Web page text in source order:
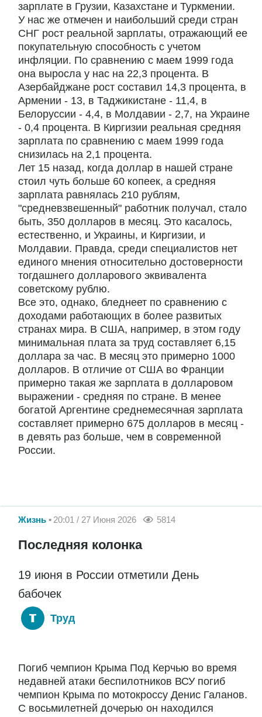
зарплате в Грузии, Казахстане и Туркмении.
У нас же отмечен и наибольший среди стран
СНГ рост реальной зарплаты, отражающий ее
покупательную способность с учетом
инфляции. По сравнению с маем 1999 года
она выросла у нас на 22,3 процента. В
Азербайджане рост составил 14,3 процента, в
Армении - 13, в Таджикистане - 11,4, в
Белоруссии - 4,4, в Молдавии - 2,7, на Украине
- 0,4 процента. В Киргизии реальная средняя
зарплата по сравнению с маем 1999 года
снизилась на 2,1 процента.
Лет 15 назад, когда доллар в нашей стране
стоил чуть больше 60 копеек, а средняя
зарплата равнялась 210 рублям,
"средневзвешенный" работник получал, стало
быть, 350 долларов в месяц. Это касалось,
естественно, и Украины, и Киргизии, и
Молдавии. Правда, среди специалистов нет
единого мнения относительно достоверности
тогдашнего долларового эквивалента
советскому рублю.
Все это, однако, бледнеет по сравнению с
доходами работающих в более развитых
странах мира. В США, например, в этом году
минимальная плата за труд составляет 6,15
доллара за час. В месяц это примерно 1000
долларов. В отличие от США во Франции
примерно такая же зарплата в долларовом
выражении - средняя по стране. В менее
богатой Аргентине среднемесячная зарплата
составляет примерно 675 долларов в месяц -
в девять раз больше, чем в современной
России.
Жизнь 20:01 / 27 Июня 2026 5814
Последняя колонка
19 июня в России отметили День
бабочек
Труд
Погиб чемпион Крыма Под Керчью во время
недавней атаки беспилотников ВСУ погиб
чемпион Крыма по мотокроссу Денис Галанов.
С восьмилетней дочерью он находился